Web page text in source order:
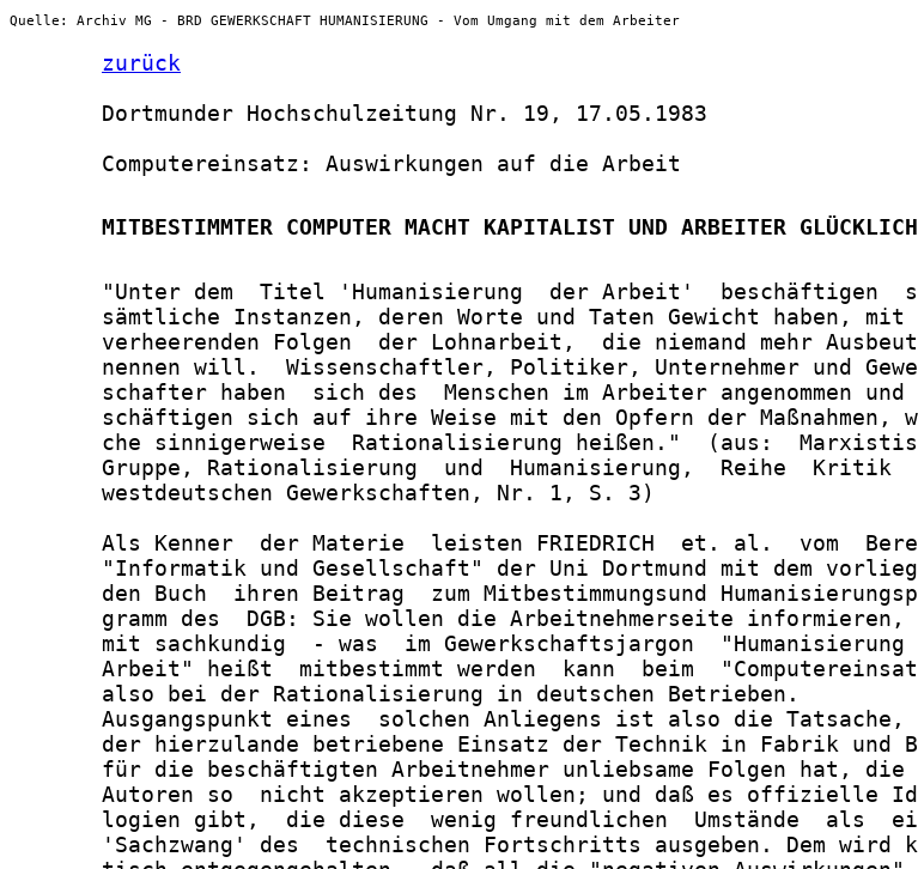
Quelle: Archiv MG - BRD GEWERKSCHAFT HUMANISIERUNG - Vom Umgang mit dem Arbeiter
zurück
       Dortmunder Hochschulzeitung Nr. 19, 17.05.1983
       Computereinsatz: Auswirkungen auf die Arbeit
       MITBESTIMMTER COMPUTER MACHT KAPITALIST UND ARBEITER GLÜCKLICH